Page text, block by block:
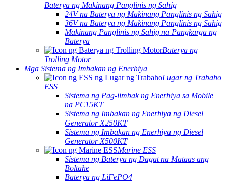
Baterya ng Makinang Panglinis ng Sahig
24V na Baterya ng Makinang Panglinis ng Sahig
36V na Baterya ng Makinang Panglinis ng Sahig
Makinang Panglinis ng Sahig na Pangkarga ng
Baterya
Baterya ng
Trolling Motor
Mga Sistema ng Imbakan ng Enerhiya
Lugar ng Trabaho
ESS
Sistema ng Pag-iimbak ng Enerhiya sa Mobile
na PC15KT
Sistema ng Imbakan ng Enerhiya ng Diesel
Generator X250KT
Sistema ng Imbakan ng Enerhiya ng Diesel
Generator X500KT
Marine ESS
Sistema ng Baterya ng Dagat na Mataas ang
Boltahe
Baterya ng LiFePO4